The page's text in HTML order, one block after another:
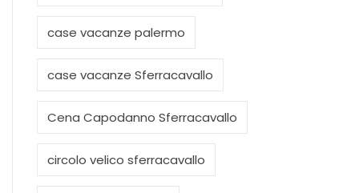
case vacanze palermo
case vacanze Sferracavallo
Cena Capodanno Sferracavallo
circolo velico sferracavallo